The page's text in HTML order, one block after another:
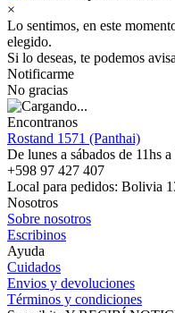
×
Lo sentimos, en este
elegido.
Si lo deseas, te podemos
Notificarme
No gracias
Encontranos
Rostand 1571 (Panthai)
De lunes a sábados de 11hs a
+598 97 427 407
Local para pedidos: Bolivia
Nosotros
Sobre nosotros
Escribinos
Ayuda
Cuidados
Envios y devoluciones
Términos y condiciones